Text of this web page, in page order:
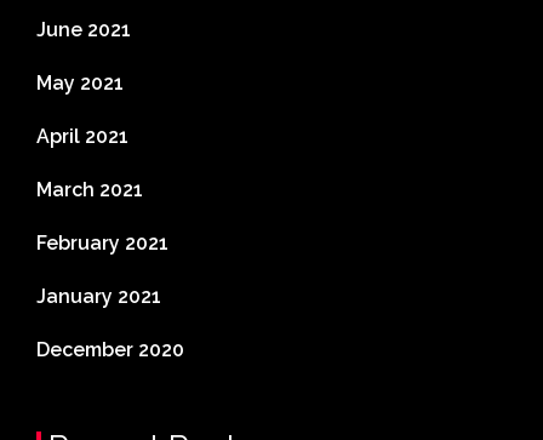
June 2021
May 2021
April 2021
March 2021
February 2021
January 2021
December 2020